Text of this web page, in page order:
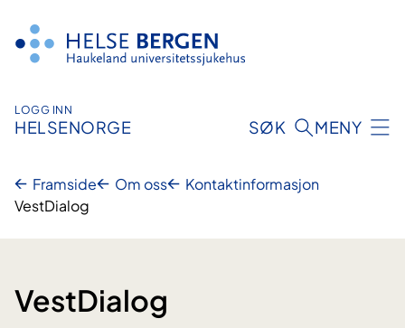
innhald
LOGG INN
HELSENORGE SØK MENY
Framside Om oss
Kontaktinformasjon
VestDialog
VestDialog